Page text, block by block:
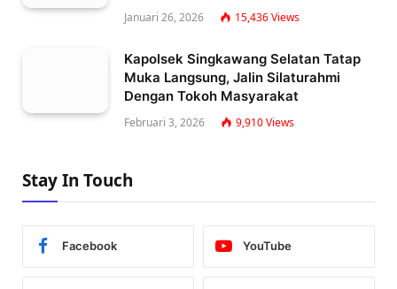
Januari 26, 2026 15,436Views
Kapolsek Singkawang Selatan Tatap
Muka Langsung, Jalin Silaturahmi
Dengan Tokoh Masyarakat
Februari 3, 2026 9,910Views
Stay In Touch
Facebook YouTube